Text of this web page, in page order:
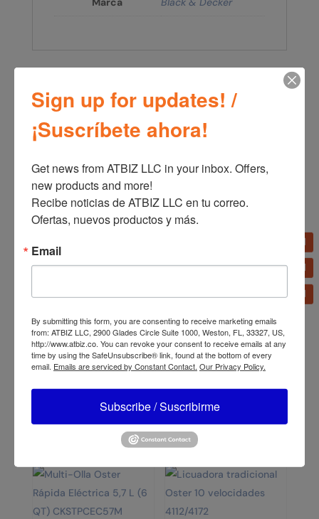
Reversible CJ4000S
Black+Decker Plancha Antiadherente Rosa IRBD302
Productos relacionados
Arrocera Multiusos Oster
Función Sofrito 10-12
Licuadora Tradicional
Oster 2 Velocidades
4170
Sign up for updates! /
¡Suscríbete ahora!
Get news from ATBIZ LLC in your inbox. Offers,
new products and more!
Recibe noticias de ATBIZ LLC en tu correo.
Ofertas, nuevos productos y más.
Email
By submitting this form, you are consenting to receive marketing emails
from: ATBIZ LLC, 2900 Glades Circle Suite 1000, Weston, FL, 33327, US,
http://www.atbiz.co. You can revoke your consent to receive emails at any
time by using the SafeUnsubscribe® link, found at the bottom of every
email. Emails are serviced by Constant Contact. Our Privacy Policy.
Subscribe / Suscribirme